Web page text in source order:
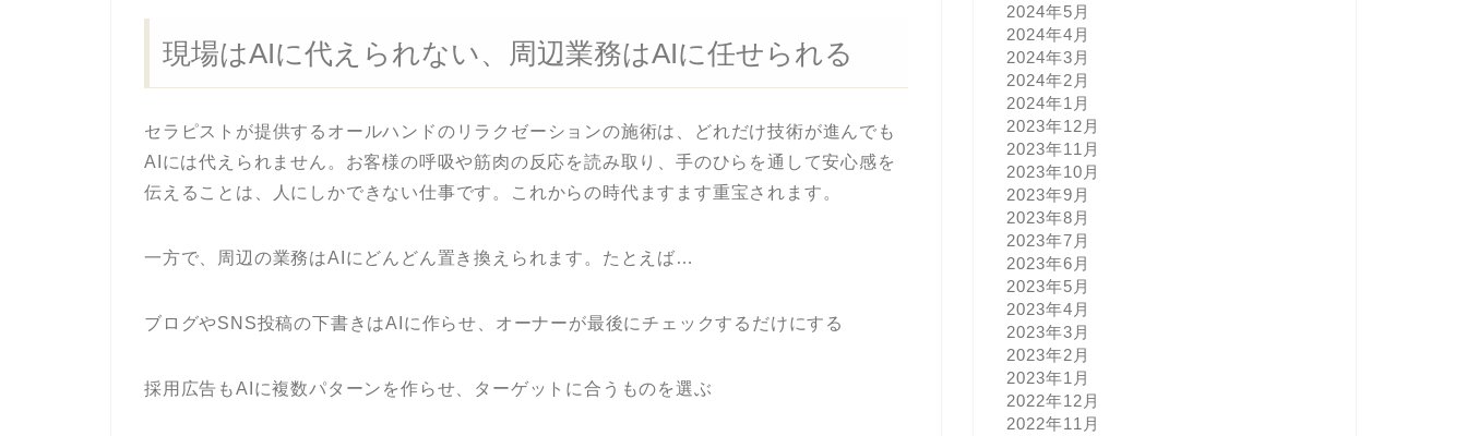
現場はAIに代えられない、周辺業務はAIに任せられる
セラピストが提供するオールハンドのリラクゼーションの施術は、どれだけ技術が進んでも
AIには代えられません。お客様の呼吸や筋肉の反応を読み取り、手のひらを通して安心感を
伝えることは、人にしかできない仕事です。これからの時代ますます重宝されます。
一方で、周辺の業務はAIにどんどん置き換えられます。たとえば…
ブログやSNS投稿の下書きはAIに作らせ、オーナーが最後にチェックするだけにする
採用広告もAIに複数パターンを作らせ、ターゲットに合うものを選ぶ
2024年5月
2024年4月
2024年3月
2024年2月
2024年1月
2023年12月
2023年11月
2023年10月
2023年9月
2023年8月
2023年7月
2023年6月
2023年5月
2023年4月
2023年3月
2023年2月
2023年1月
2022年12月
2022年11月